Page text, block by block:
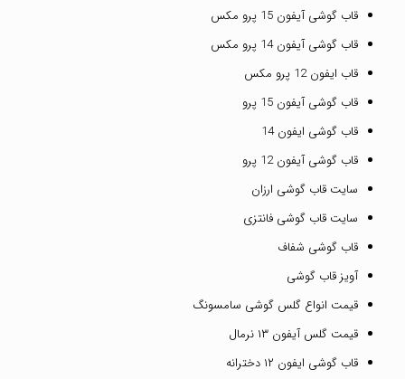
قاب گوشی آیفون 15 پرو مکس
قاب گوشی آیفون 14 پرو مکس
قاب ایفون 12 پرو مکس
قاب گوشی آیفون 15 پرو
قاب گوشی ایفون 14
قاب گوشی آیفون 12 پرو
سایت قاب گوشی ارزان
سایت قاب گوشی فانتزی
قاب گوشی شفاف
آویز قاب گوشی
قیمت انواع گلس گوشی سامسونگ
قیمت گلس آیفون ۱۳ نرمال
قاب گوشی ایفون ۱۲ دخترانه